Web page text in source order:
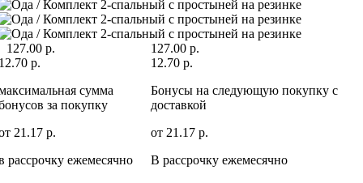
127.00 р.
р.
сумма
за покупку
21.17 р.
рассрочку ежемесячно
127.00 р.
12.70 р.
Бонусы на следующую покупку c
доставкой
от 21.17 р.
В рассрочку ежемесячно